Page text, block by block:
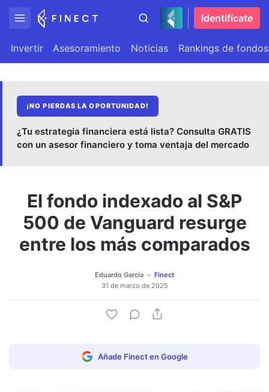
Identifícate
Invertir Asesoramiento Noticias Rankings de fondos
¡NO PIERDAS LA OPORTUNIDAD!
¿Tu estrategia financiera está lista? Consulta GRATIS
con un asesor financiero y toma ventaja del mercado
El fondo indexado al S&P
500 de Vanguard resurge
entre los más comparados
Eduardo García
Finect
31 de marzo de 2025
Añade Finect en Google